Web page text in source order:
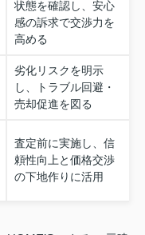
状態を確認し、安心
感の訴求で交渉力を
高める
劣化リスクを明示
し、トラブル回避・
売却促進を図る
査定前に実施し、信
頼性向上と価格交渉
の下地作りに活用